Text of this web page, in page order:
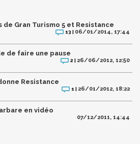
Gran Turismo 5 et Resistance
13 | 06/01/2014, 17:44
de faire une pause
2 | 26/06/2012, 12:50
Resistance
1 | 26/01/2012, 18:22
en vidéo
07/12/2011, 14:44